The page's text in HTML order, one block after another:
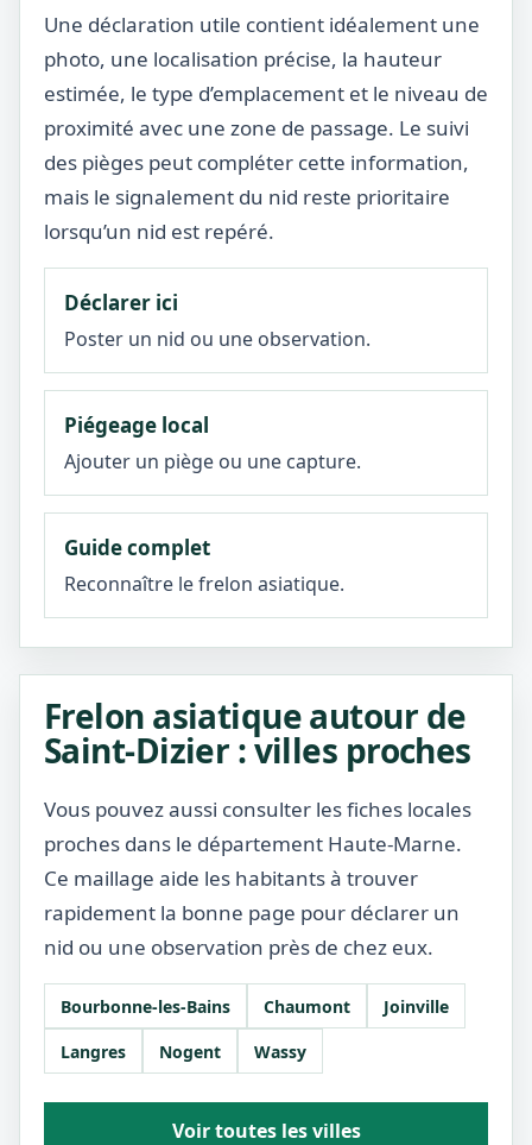
Une déclaration utile contient idéalement une
photo, une localisation précise, la hauteur
estimée, le type d’emplacement et le niveau de
proximité avec une zone de passage. Le suivi
des pièges peut compléter cette information,
mais le signalement du nid reste prioritaire
lorsqu’un nid est repéré.
Déclarer ici
Poster un nid ou une observation.
Piégeage local
Ajouter un piège ou une capture.
Guide complet
Reconnaître le frelon asiatique.
Frelon asiatique autour de
Saint-Dizier : villes proches
Vous pouvez aussi consulter les fiches locales
proches dans le département Haute-Marne.
Ce maillage aide les habitants à trouver
rapidement la bonne page pour déclarer un
nid ou une observation près de chez eux.
Bourbonne-les-Bains Chaumont
Joinville
Langres
Nogent Wassy
Voir toutes les villes